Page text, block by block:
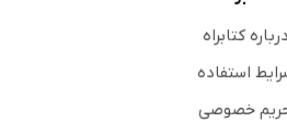
درباره کتابراه
استفاده
خصوصی